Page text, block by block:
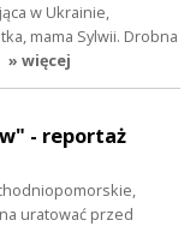
w Ukrainie,
mama Sylwii. Drobna
» więcej
- reportaż
uratować przed